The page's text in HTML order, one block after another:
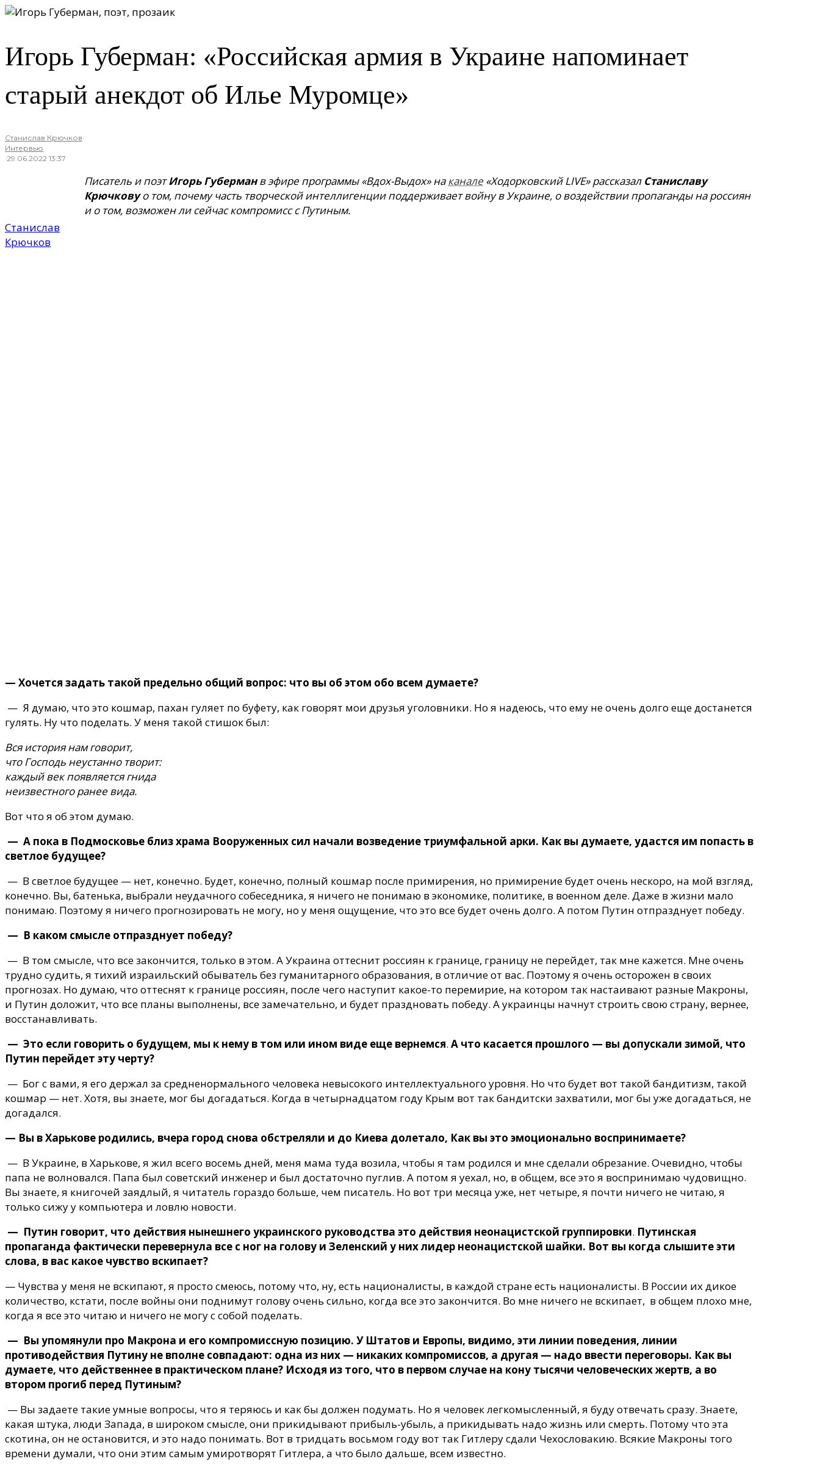
Игорь Губерман: «Российская армия в Украине напоминает
старый анекдот об Илье Муромце»
Станислав Крючков·
Интервью
·29.06.2022 13:37
Станислав
Крючков
Писатель и поэтИгорь Губерманв эфире программы «Вдох-Выдох» наканале «Ходорковский LIVE» рассказал Станиславу
Крючковуо том, почему часть творческой интеллигенции поддерживает войну в Украине, о воздействии пропаганды на россиян
и о том, возможен ли сейчас компромисс с Путиным.
— Хочется задать такой предельно общий вопрос: что вы об этом обо всем думаете?
— Я думаю, что это кошмар, пахан гуляет по буфету, как говорят мои друзья уголовники. Но я надеюсь, что ему не очень долго еще достанется
гулять. Ну что поделать. У меня такой стишок был:
Вся история нам говорит,
что Господь неустанно творит:
каждый век появляется гнида
неизвестного ранее вида.
Вот что я об этом думаю.
— А пока в Подмосковье близ храма Вооруженных сил начали возведение триумфальной арки. Как вы думаете, удастся им попасть в
светлое будущее?
— В светлое будущее — нет, конечно. Будет, конечно, полный кошмар после примирения, но примирение будет очень нескоро, на мой взгляд,
конечно. Вы, батенька, выбрали неудачного собеседника, я ничего не понимаю в экономике, политике, в военном деле. Даже в жизни мало
понимаю. Поэтому я ничего прогнозировать не могу, но у меня ощущение, что это все будет очень долго. А потом Путин отпразднует победу.
— В каком смысле отпразднует победу?
— В том смысле, что все закончится, только в этом. А Украина оттеснит россиян к границе, границу не перейдет, так мне кажется. Мне очень
трудно судить, я тихий израильский обыватель без гуманитарного образования, в отличие от вас. Поэтому я очень осторожен в своих
прогнозах. Но думаю, что оттеснят к границе россиян, после чего наступит какое-то перемирие, на котором так настаивают разные Макроны,
и Путин доложит, что все планы выполнены, все замечательно, и будет праздновать победу. А украинцы начнут строить свою страну, вернее,
восстанавливать.
— Это если говорить о будущем, мы к нему в том или ином виде еще вернемся. А что касается прошлого — вы допускали зимой, что
Путин перейдет эту черту?
— Бог с вами, я его держал за средненормального человека невысокого интеллектуального уровня. Но что будет вот такой бандитизм, такой
кошмар — нет. Хотя, вы знаете, мог бы догадаться. Когда в четырнадцатом году Крым вот так бандитски захватили, мог бы уже догадаться, не
догадался.
— Вы в Харькове родились, вчера город снова обстреляли и до Киева долетало, Как вы это эмоционально воспринимаете?
— В Украине, в Харькове, я жил всего восемь дней, меня мама туда возила, чтобы я там родился и мне сделали обрезание. Очевидно, чтобы
папа не волновался. Папа был советский инженер и был достаточно пуглив. А потом я уехал, но, в общем, все это я воспринимаю чудовищно.
Вы знаете, я книгочей заядлый, я читатель гораздо больше, чем писатель. Но вот три месяца уже, нет четыре, я почти ничего не читаю, я
только сижу у компьютера и ловлю новости.
— Путин говорит, что действия нынешнего украинского руководства это действия неонацистской группировки. Путинская
пропаганда фактически перевернула все с ног на голову и Зеленский у них лидер неонацистской шайки. Вот вы когда слышите эти
слова, в вас какое чувство вскипает?
— Чувства у меня не вскипают, я просто смеюсь, потому что, ну, есть националисты, в каждой стране есть националисты. В России их дикое
количество, кстати, после войны они поднимут голову очень сильно, когда все это закончится. Во мне ничего не вскипает, в общем плохо мне,
когда я все это читаю и ничего не могу с собой поделать.
— Вы упомянули про Макрона и его компромиссную позицию. У Штатов и Европы, видимо, эти линии поведения, линии
противодействия Путину не вполне совпадают: одна из них — никаких компромиссов, а другая — надо ввести переговоры. Как вы
думаете, что действеннее в практическом плане? Исходя из того, что в первом случае на кону тысячи человеческих жертв, а во
втором прогиб перед Путиным?
— Вы задаете такие умные вопросы, что я теряюсь и как бы должен подумать. Но я человек легкомысленный, я буду отвечать сразу. Знаете,
какая штука, люди Запада, в широком смысле, они прикидывают прибыль-убыль, а прикидывать надо жизнь или смерть. Потому что эта
скотина, он не остановится, и это надо понимать. Вот в тридцать восьмом году вот так Гитлеру сдали Чехословакию. Всякие Макроны того
времени думали, что они этим самым умиротворят Гитлера, а что было дальше, всем известно.